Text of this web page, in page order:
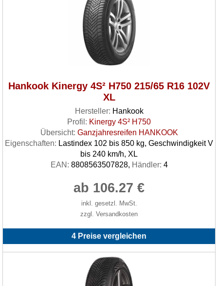
Hankook Kinergy 4S² H750 215/65 R16 102V
XL
Hersteller: Hankook
Profil: Kinergy 4S² H750
Übersicht: Ganzjahresreifen HANKOOK
Eigenschaften: Lastindex 102 bis 850 kg, Geschwindigkeit V
bis 240 km/h, XL
EAN: 8808563507828, Händler: 4
ab 106.27 €
inkl. gesetzl. MwSt.
zzgl. Versandkosten
4 Preise vergleichen